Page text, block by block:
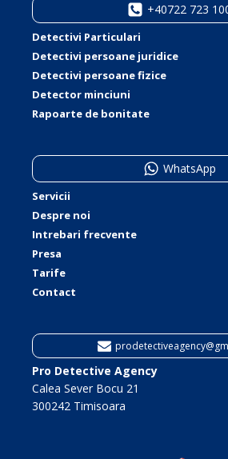
+40722 723
Detectivi Particulari
Detectivi persoane juridice
Detectivi persoane fizice
Detector minciuni
Rapoarte de bonitate
WhatsApp
Servicii
Despre noi
Intrebari frecvente
Presa
Tarife
Contact
Pro Detective Agency
Calea Sever Bocu 21
300242 Timisoara